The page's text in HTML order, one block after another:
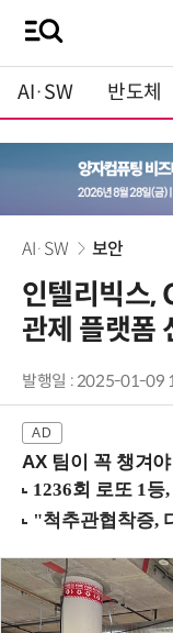
AI·SW 반도체
AI·SW 보안
인텔리빅스,
관제 플랫폼
발행일 : 2025-01-09
AX 팀이 꼭 챙겨야 할 2선 :